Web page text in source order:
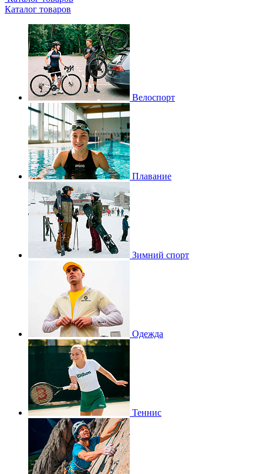
Каталог товаров
Велоспорт
Плавание
Зимний спорт
Одежда
Теннис